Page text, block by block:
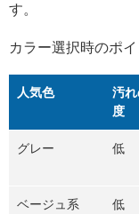
す。
カラー選択時のポ
人気色
汚
度
グレー 低
ベージュ系 低